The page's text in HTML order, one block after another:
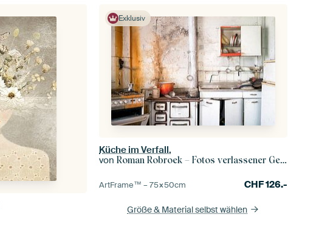
Exklusiv
Küche im Verfall.
vonRoman Robroek – Fotos verlassener Gebäude
ArtFrame™ –75×50cm CHF126.-
Größe & Material selbst wählen